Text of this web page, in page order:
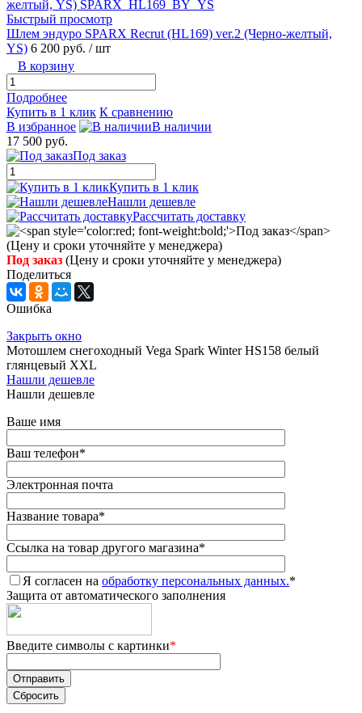
Быстрый просмотр
Шлем эндуро SPARX Recrut (HL169) ver.2 (Черно-желтый,
YS) 6 200 руб. / шт
В корзину
Подробнее
Купить в 1 клик К сравнению
В избранное
В наличии
17 500 руб.
Под заказ
Купить в 1 клик
Нашли дешевле
Рассчитать доставку
Под заказ (Цену и сроки уточняйте у менеджера)
Поделиться
Ошибка
Закрыть окно
Мотошлем снегоходный Vega Spark Winter HS158 белый
глянцевый XXL
Нашли дешевле
Нашли дешевле
Ваше имя
Ваш телефон*
Электронная почта
Название товара*
Ссылка на товар другого магазина*
Я согласен на обработку персональных данных.*
Защита от автоматического заполнения
Введите символы с картинки*